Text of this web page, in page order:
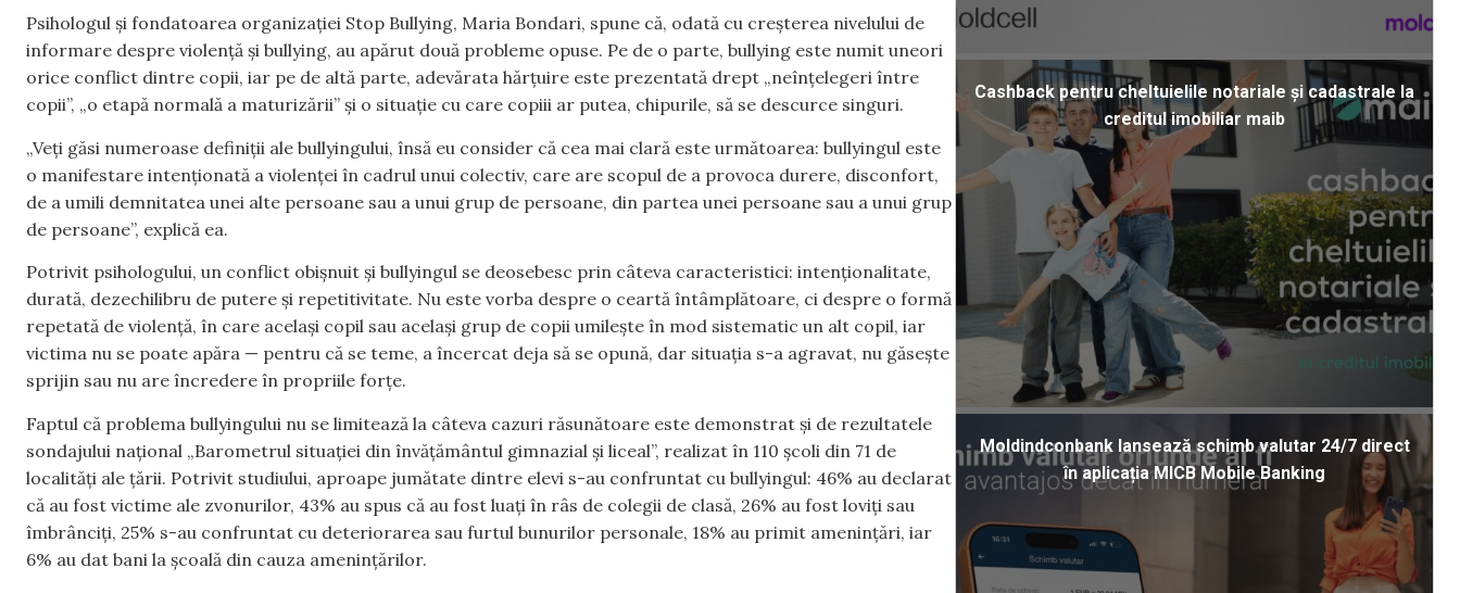
Psihologul și fondatoarea organizației Stop Bullying, Maria Bondari, spune că, odată cu creșterea nivelului de
informare despre violență și bullying, au apărut două probleme opuse. Pe de o parte, bullying este numit uneori
orice conflict dintre copii, iar pe de altă parte, adevărata hărțuire este prezentată drept „neînțelegeri între
copii”, „o etapă normală a maturizării” și o situație cu care copiii ar putea, chipurile, să se descurce singuri.
„Veți găsi numeroase definiții ale bullyingului, însă eu consider că cea mai clară este următoarea: bullyingul este
o manifestare intenționată a violenței în cadrul unui colectiv, care are scopul de a provoca durere, disconfort,
de a umili demnitatea unei alte persoane sau a unui grup de persoane, din partea unei persoane sau a unui grup
de persoane”, explică ea.
Potrivit psihologului, un conflict obișnuit și bullyingul se deosebesc prin câteva caracteristici: intenționalitate,
durată, dezechilibru de putere și repetitivitate. Nu este vorba despre o ceartă întâmplătoare, ci despre o formă
repetată de violență, în care același copil sau același grup de copii umilește în mod sistematic un alt copil, iar
victima nu se poate apăra — pentru că se teme, a încercat deja să se opună, dar situația s-a agravat, nu găsește
sprijin sau nu are încredere în propriile forțe.
Faptul că problema bullyingului nu se limitează la câteva cazuri răsunătoare este demonstrat și de rezultatele
sondajului național „Barometrul situației din învățământul gimnazial și liceal”, realizat în 110 școli din 71 de
localități ale țării. Potrivit studiului, aproape jumătate dintre elevi s-au confruntat cu bullyingul: 46% au declarat
că au fost victime ale zvonurilor, 43% au spus că au fost luați în râs de colegii de clasă, 26% au fost loviți sau
îmbrânciți, 25% s-au confruntat cu deteriorarea sau furtul bunurilor personale, 18% au primit amenințări, iar
6% au dat bani la școală din cauza amenințărilor.
Cashback pentru cheltuielile notariale și cadastrale la
creditul imobiliar maib
Moldindconbank lansează schimb valutar 24/7 direct
în aplicația MICB Mobile Banking